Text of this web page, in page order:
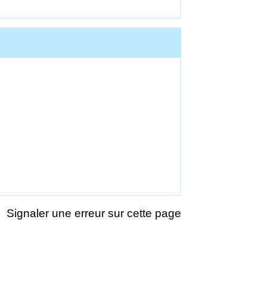
Signaler une erreur sur cette page